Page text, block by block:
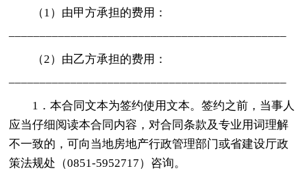
（1）由甲方承担的费用：
（2）由乙方承担的费用：
1．本合同文本为签约使用文本。签约之前，当事人
应当仔细阅读本合同内容，对合同条款及专业用词理解
不一致的，可向当地房地产行政管理部门或省建设厅政
策法规处（0851-5952717）咨询。